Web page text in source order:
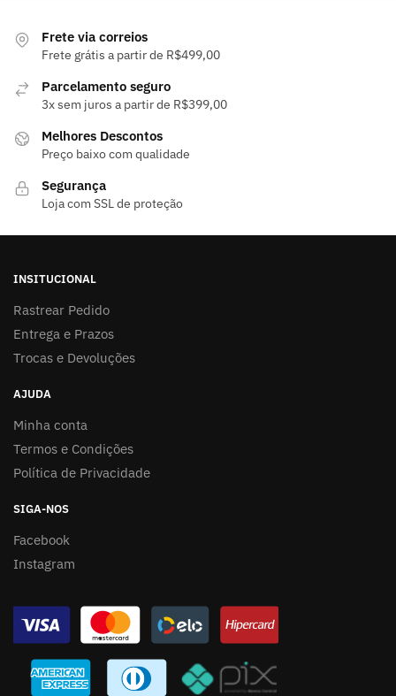
As
opções
ser
na
página
do
produto
Frete via correios
Frete grátis a partir de R$499,00
Parcelamento seguro
3x sem juros a partir de R$399,00
Melhores Descontos
Preço baixo com qualidade
Segurança
Loja com SSL de proteção
INSITUCIONAL
Rastrear Pedido
Entrega e Prazos
Trocas e Devoluções
AJUDA
Minha conta
Termos e Condições
Política de Privacidade
SIGA-NOS
Facebook
Instagram